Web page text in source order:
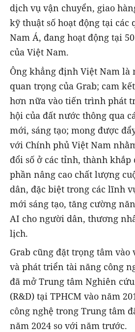
dịch vụ vận chuyển, giao
kỹ thuật số hoạt động tại các
Nam Á, đang hoạt động tại
của Việt Nam.
Ông khẳng định Việt Nam
quan trọng của Grab; cam
hơn nữa vào tiến trình phát
hội của đất nước thông qua
mới, sáng tạo; mong được
với Chính phủ Việt Nam
đổi số ở các tỉnh, thành khắp
phần nâng cao chất lượng
dân, đặc biệt trong các lĩnh
mới sáng tạo, tăng cường
AI cho người dân, thương
lịch.
Grab cũng đặt trọng tâm
và phát triển tài năng công
đã mở Trung tâm Nghiên
(R&D) tại TPHCM vào năm
công nghệ trong Trung tâm
năm 2024 so với năm trước.